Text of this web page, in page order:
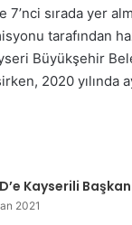
sırada yer
tarafından
Büyükşehir
2020 yılında
Kayserili Başkan
2021